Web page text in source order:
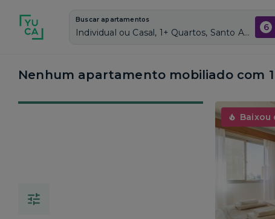
Buscar apartamentos
Individual ou Casal, 1+ Quartos, Santo Amaro, Vagas de garagem: Sim, Mobiliado, Piscina 6
Nenhum apartamento mobiliado com
Baixou